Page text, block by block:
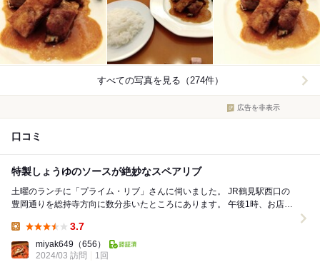
すべての写真を見る（274件）
広告を非表示
口コミ
特製しょうゆのソースが絶妙なスペアリブ
土曜のランチに「プライム・リブ」さんに伺いました。 JR鶴見駅西口の
豊岡通りを総持寺方向に数分歩いたところにあります。 午後1時、お店の
3.7
miyak649 （656）
2024/03 訪問
1回